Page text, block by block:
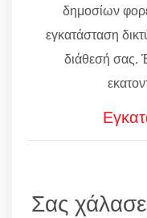
δημοσίων
εγκατάσταση
διάθεσή σας.
Σας